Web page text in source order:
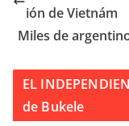
ión de Vietnám
Miles de
EL
de Bukele